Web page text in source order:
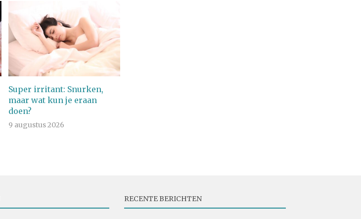
Super irritant: Snurken,
maar wat kun je eraan
doen?
9 augustus 2026
RECENTE BERICHTEN